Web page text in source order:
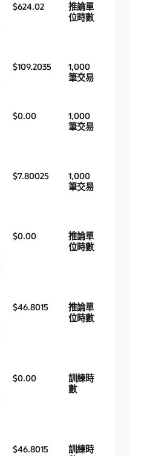
$624.02
推論單
位時數
$109.2035
1,000
筆交易
$0.00
1,000
筆交易
$7.80025
1,000
筆交易
$0.00
推論單
位時數
$46.8015
推論單
位時數
$0.00
訓練時
數
$46.8015
訓練時